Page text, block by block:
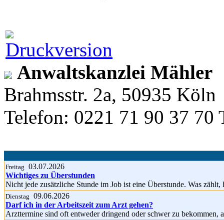
Anwaltskanzlei Mähler
Brahmsstr. 2a, 50935 Köln
Telefon: 0221 71 90 37 70
Freitag 03.07.2026
Wichtiges zu Überstunden
Nicht jede zusätzliche Stunde im Job ist eine Überstunde. Was
Dienstag 09.06.2026
Darf ich in der Arbeitszeit zum Arzt gehen?
Arzttermine sind oft entweder dringend oder schwer zu bekommen,